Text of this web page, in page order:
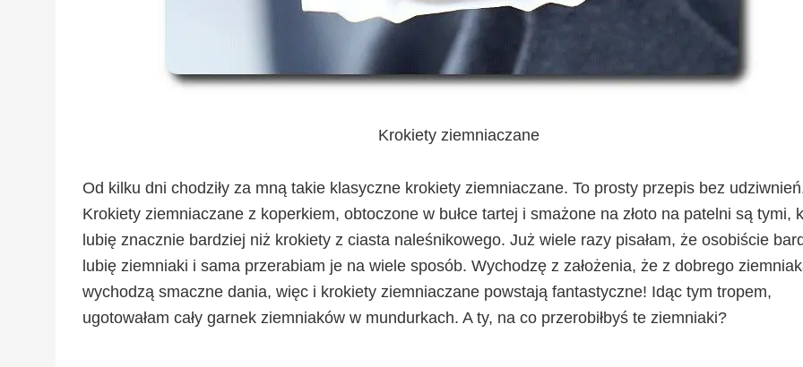
Krokiety ziemniaczane
Od kilku dni chodziły za mną takie klasyczne krokiety ziemniaczane. To prosty przepis bez
Krokiety ziemniaczane z koperkiem, obtoczone w bułce tartej i smażone na złoto na patelni są tymi,
lubię znacznie bardziej niż krokiety z ciasta naleśnikowego. Już wiele razy pisałam, że osobiście
lubię ziemniaki i sama przerabiam je na wiele sposób. Wychodzę z założenia, że z dobrego
wychodzą smaczne dania, więc i krokiety ziemniaczane powstają fantastyczne! Idąc tym tropem,
ugotowałam cały garnek ziemniaków w mundurkach. A ty, na co przerobiłbyś te ziemniaki?